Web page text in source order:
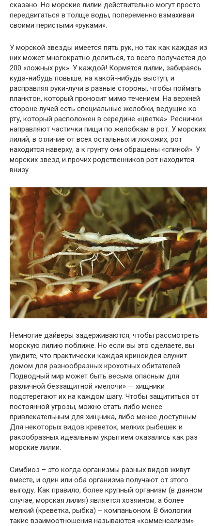
сказано. Но морские лилии действительно могут просто
передвигаться в толще воды, попеременно взмахивая
своими перистыми «руками».
У морской звезды имеется пять рук, но так как каждая из
них может многократно делиться, то всего получается до
200 «ложных рук». У каждой! Кормятся лилии, забираясь
куда-нибудь повыше, на какой-нибудь выступ, и
расправляя руки-лучи в разные стороны, чтобы поймать
планктон, который проносит мимо течением. На верхней
стороне лучей есть специальные желобки, ведущие ко
рту, который расположен в середине «цветка». Реснички
направляют частички пищи по желобкам в рот. У морских
лилий, в отличие от всех остальных иглокожих, рот
находится наверху, а к грунту они обращены «спиной». У
морских звезд и прочих родственников рот находится
внизу.
Немногие дайверы задерживаются, чтобы рассмотреть
морскую лилию поближе. Но если вы это сделаете, вы
увидите, что практически каждая криноидея служит
домом для разнообразных крохотных обитателей.
Подводный мир может быть весьма опасным для
различной беззащитной «мелочи» — хищники
подстерегают их на каждом шагу. Чтобы защититься от
постоянной угрозы, можно стать либо менее
привлекательным для хищника, либо менее доступным.
Для некоторых видов креветок, мелких рыбешек и
ракообразных идеальным укрытием оказались как раз
морские лилии.
Симбиоз – это когда организмы разных видов живут
вместе, и один или оба организма получают от этого
выгоду. Как правило, более крупный организм (в данном
случае, морская лилия) является хозяином, а более
мелкий (креветка, рыбка) – компаньоном. В биологии
такие взаимоотношения называются «комменсализм»